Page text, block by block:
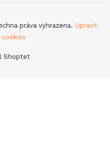
Shoptet
práva vyhrazena. Upravit
cookies